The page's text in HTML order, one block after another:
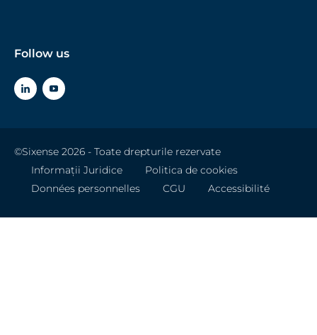
Follow us
©Sixense 2026 - Toate drepturile rezervate
Informații Juridice
Politica de cookies
Données personnelles
CGU Accessibilité